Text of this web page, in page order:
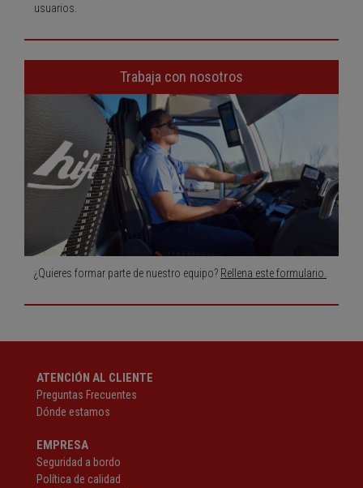
usuarios.
Trabaja con nosotros
¿Quieres formar parte de nuestro equipo? Rellena este formulario.
ATENCIÓN AL CLIENTE
Preguntas Frecuentes
Dónde estamos
EMPRESA
Seguridad a bordo
Política de calidad